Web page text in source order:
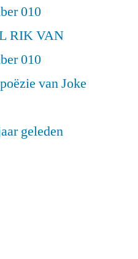
010
RIK VAN
010
van Joke
geleden